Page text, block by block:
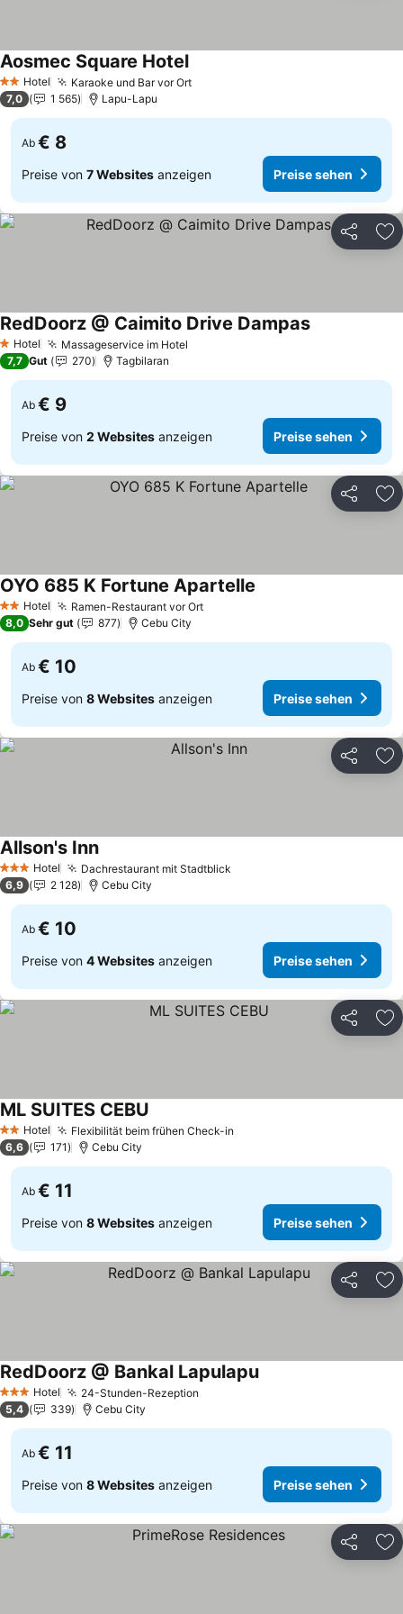
2 Sterne
Hotel Karaoke und Bar vor OrtPreise sehen
Aosmec Square HotelPreise sehen
7,0 1 565 Lapu-Lapu
Ab € 8
Preise von 7 Websites anzeigen Preise sehen
Teilen
1 Sterne
Hotel Massageservice im Hotel
RedDoorz @ Caimito Drive DampasPreise sehen
7,7 Gut 270 Tagbilaran
Ab € 9
Preise von 2 Websites anzeigen Preise sehen
Teilen
2 Sterne
Hotel Ramen-Restaurant vor OrtPreise sehen
OYO 685 K Fortune Apartelle
8,0 Sehr gut 877 Cebu City
Ab € 10
Preise von 8 Websites anzeigen Preise sehen
Teilen
3 SterneHotel Dachrestaurant mit Stadtblick
Allson's InnPreise sehen
6,9 2 128 Cebu City
Ab € 10
Preise von 4 Websites anzeigen Preise sehen
Teilen
2 Sterne
Hotel Flexibilität beim frühen Check-in
ML SUITES CEBU
6,6 171 Cebu City
Ab € 11
Preise von 8 Websites anzeigen Preise sehen
Teilen
3 SterneHotel 24-Stunden-Rezeption
RedDoorz @ Bankal LapulapuPreise sehen
5,4 339 Cebu City
Ab € 11
Preise von 8 Websites anzeigen Preise sehen
Teilen